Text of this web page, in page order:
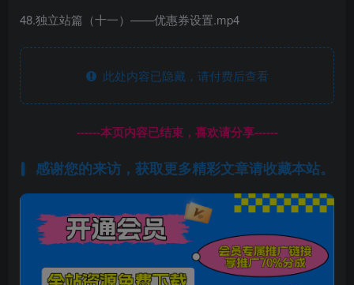
48.独立站篇（十一）——优惠券设置.mp4
此处内容已隐藏，请付费后查看
------本页内容已结束，喜欢请分享------
感谢您的来访，获取更多精彩文章请收藏本站。